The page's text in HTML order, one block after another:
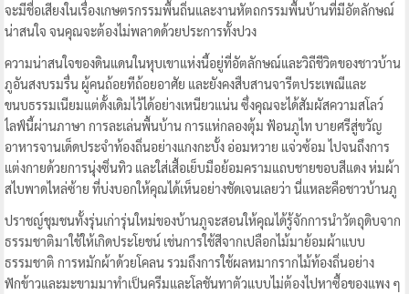
จะมีชื่อเสียงในเรื่องเกษตรกรรมพื้นถิ่นและงานหัตถกรรมพื้นบ้านที่มีอัตลักษณ์
น่าสนใจ จนคุณจะต้องไม่พลาดด้วยประการทั้งปวง
ความน่าสนใจของดินแดนในหุบเขาแห่งนี้อยู่ที่อัตลักษณ์และวิถีชีวิตของชาวบ้าน
ภูอันสงบรมรื่น ผู้คนถ้อยทีถ้อยอาศัย และยังคงสืบสานจารีตประเพณีและ
ขนบธรรมเนียมแต่ดั้งเดิมไว้ได้อย่างเหนียวแน่น ซึ่งคุณจะได้สัมผัสความสโลว์
ไลฟ์นี้ผ่านภาษา การละเล่นพื้นบ้าน การแห่กลองตุ้ม ฟ้อนภูไท บายศรีสู่ขวัญ
อาหารจานเด็ดประจำท้องถิ่นอย่างแกงกะบั้ง อ่อมหวาย แจ่วซ้อม ไปจนถึงการ
แต่งกายด้วยการนุ่งซิ่นทิว และใส่เสื้อเย็บมือย้อมครามแถบชายขอบสีแดง ห่มผ้า
สไบพาดไหล่ซ้าย ที่บ่งบอกให้คุณได้เห็นอย่างชัดเจนเลยว่า นี่แหละคือชาวบ้านภู
ปราชญ์ชุมชนทั้งรุ่นเก่ารุ่นใหม่ของบ้านภูจะสอนให้คุณได้รู้จักการนำวัตถุดิบจาก
ธรรมชาติมาใช้ให้เกิดประโยชน์ เช่นการใช้สีจากเปลือกไม้มาย้อมผ้าแบบ
ธรรมชาติ การหมักผ้าด้วยโคลน รวมถึงการใช้ผลหมากรากไม้ท้องถิ่นอย่าง
ฟักข้าวและมะขามมาทำเป็นครีมและโลชันทาตัวแบบไม่ต้องไปหาซื้อของแพง ๆ